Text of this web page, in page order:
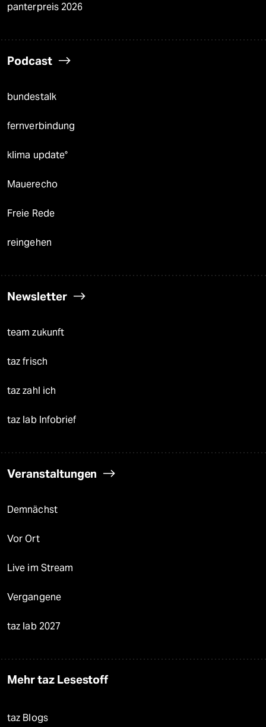
panterpreis 2026
Podcast
bundestalk
fernverbindung
klima update°
Mauerecho
Freie Rede
reingehen
Newsletter
team zukunft
taz frisch
taz zahl ich
taz lab Infobrief
Veranstaltungen
Demnächst
Vor Ort
Live im Stream
Vergangene
taz lab 2027
Mehr taz Lesestoff
taz Blogs